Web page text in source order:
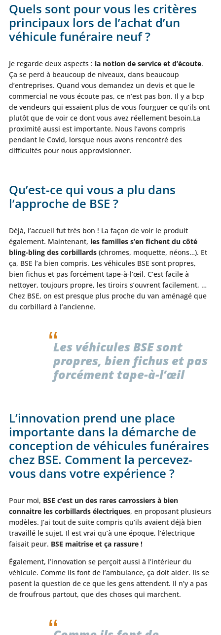
Quels sont pour vous les critères
principaux lors de l’achat d’un
véhicule funéraire neuf ?
Je regarde deux aspects : la notion de service et d’écoute.
Ça se perd à beaucoup de niveaux, dans beaucoup
d’entreprises. Quand vous demandez un devis et que le
commercial ne vous écoute pas, ce n’est pas bon. Il y a bcp
de vendeurs qui essaient plus de vous fourguer ce qu’ils ont
plutôt que de voir ce dont vous avez réellement besoin.La
proximité aussi est importante. Nous l’avons compris
pendant le Covid, lorsque nous avons rencontré des
difficultés pour nous approvisionner.
Qu’est-ce qui vous a plu dans
l’approche de BSE ?
Déjà, l’accueil fut très bon ! La façon de voir le produit
également. Maintenant, les familles s’en fichent du côté
bling-bling des corbillards(chromes, moquette, néons…). Et
ça, BSE l’a bien compris. Les véhicules BSE sont propres,
bien fichus et pas forcément tape-à-l’œil. C’est facile à
nettoyer, toujours propre, les tiroirs s’ouvrent facilement, …
Chez BSE, on est presque plus proche du van aménagé que
du corbillard à l’ancienne.
Les véhicules BSE sont
propres, bien fichus et pas
forcément tape-à-l’œil
L’innovation prend une place
importante dans la démarche de
conception de véhicules funéraires
chez BSE. Comment la percevez-
vous dans votre expérience ?
Pour moi, BSE c’est un des rares carrossiers à bien
connaitre les corbillards électriques, en proposant plusieurs
modèles. J’ai tout de suite compris qu’ils avaient déjà bien
travaillé le sujet. Il est vrai qu’à une époque, l’électrique
faisait peur. BSE maitrise et ça rassure !
Également, l’innovation se perçoit aussi à l’intérieur du
véhicule. Comme ils font de l’ambulance, ça doit aider. Ils se
posent la question de ce que les gens attendent. Il n’y a pas
de froufrous partout, que des choses qui marchent.